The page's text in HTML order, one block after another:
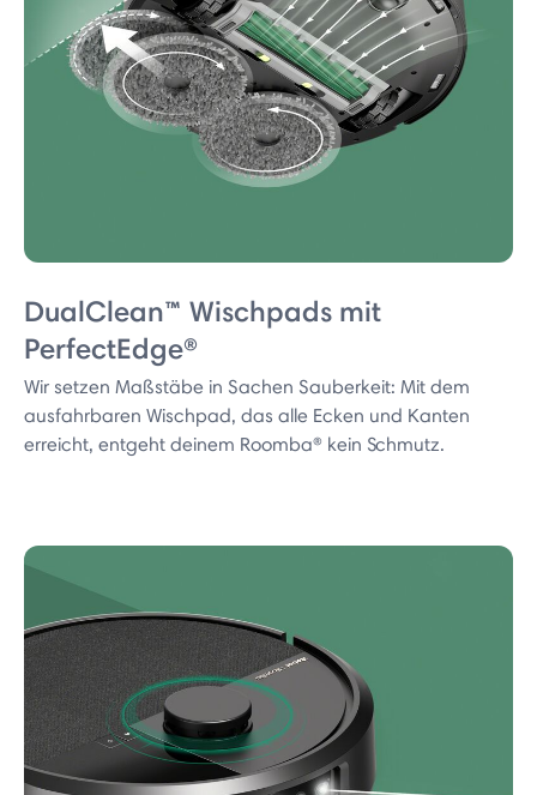
DualClean™ Wischpads mit
PerfectEdge®
Wir setzen Maßstäbe in Sachen Sauberkeit: Mit dem
ausfahrbaren Wischpad, das alle Ecken und Kanten
erreicht, entgeht deinem Roomba® kein Schmutz.